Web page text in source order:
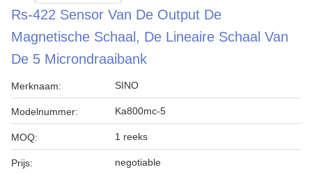
Rs-422 Sensor Van De Output De
Magnetische Schaal, De Lineaire Schaal Van
De 5 Microndraaibank
Merknaam: SINO
Modelnummer: Ka800mc-5
MOQ: 1 reeks
Prijs: negotiable